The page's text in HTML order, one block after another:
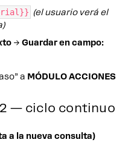
(el usuario verá el
→ Guardar en campo:
a MÓDULO ACCIONES
2 — ciclo continuo
a la nueva consulta)